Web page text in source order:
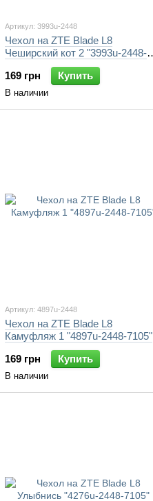
Артикул: 3993u-2448
Чехол на ZTE Blade L8
Чеширский кот 2 "3993u-2448-
169 грн
Купить
В наличии
Артикул: 4897u-2448
Чехол на ZTE Blade L8
Камуфляж 1 "4897u-2448-7105"
169 грн
Купить
В наличии